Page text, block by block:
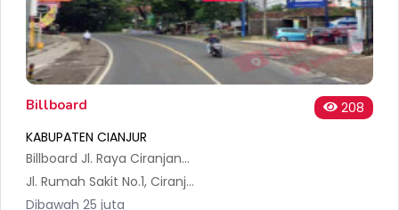
Billboard
208
KABUPATEN CIANJUR
Billboard Jl. Raya Ciranjang, Kec. Ciranjang, Kabupaten Cianjur
Jl. Rumah Sakit No.1, Ciranjang, Kec. Ciranjang, Kabupaten Cianjur, Jawa Barat 43282, Indonesia
Dibawah 25 juta